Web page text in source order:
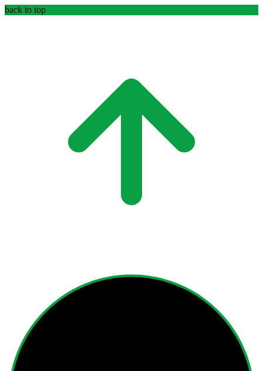
back to top